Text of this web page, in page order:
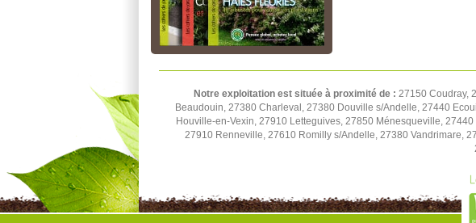
Notre exploitation est située à proximité de : 27150 Coudray,
Beaudouin, 27380 Charleval, 27380 Douville s/Andelle, 27440
Houville-en-Vexin, 27910 Letteguives, 27850 Ménesqueville,
27910 Renneville, 27610 Romilly s/Andelle, 27380 Vandrimare,